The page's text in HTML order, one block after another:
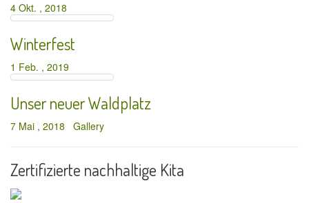
4 Okt. , 2018
Winterfest
1 Feb. , 2019
Unser neuer Waldplatz
7 Mai , 2018 Gallery
Zertifizierte nachhaltige Kita